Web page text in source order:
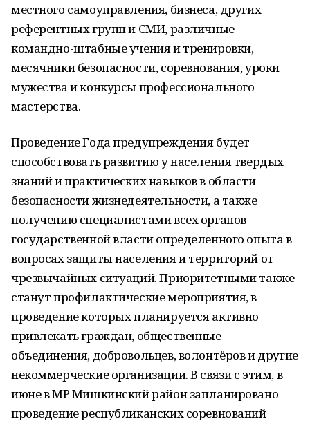
местного самоуправления, бизнеса, других
референтных групп и СМИ, различные
командно-штабные учения и тренировки,
месячники безопасности, соревнования, уроки
мужества и конкурсы профессионального
мастерства.
Проведение Года предупреждения будет
способствовать развитию у населения твердых
знаний и практических навыков в области
безопасности жизнедеятельности, а также
получению специалистами всех органов
государственной власти определенного опыта в
вопросах защиты населения и территорий от
чрезвычайных ситуаций. Приоритетными также
станут профилактические мероприятия, в
проведение которых планируется активно
привлекать граждан, общественные
объединения, добровольцев, волонтёров и другие
некоммерческие организации. В связи с этим, в
июне в МР Мишкинский район запланировано
проведение республиканских соревнований